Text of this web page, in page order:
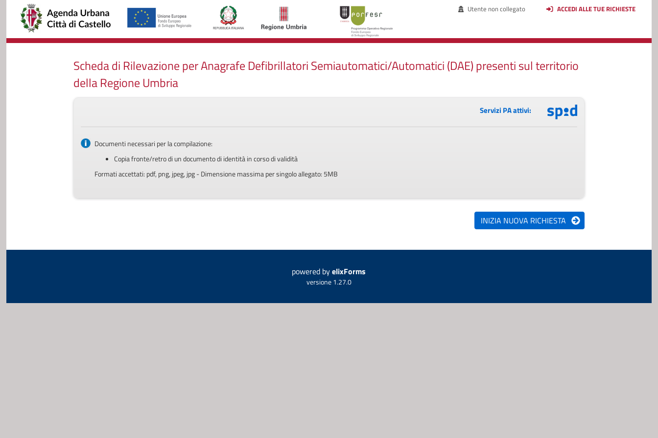
Utente non collegato ACCEDI ALLE TUE RICHIESTE
Scheda di Rilevazione per Anagrafe Defibrillatori Semiautomatici/Automatici (DAE) presenti sul territorio
della Regione Umbria
Servizi PA attivi:
Documenti necessari per la compilazione:
Copia fronte/retro di un documento di identità in corso di validità
Formati accettati: pdf, png, jpeg, jpg - Dimensione massima per singolo allegato: 5MB
powered byelixForms
versione 1.27.0